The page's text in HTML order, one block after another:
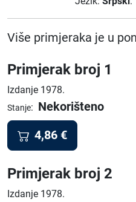
Više primjeraka je u
Primjerak broj 1
Izdanje 1978.
Stanje: Nekorišteno
4,86 €
Primjerak broj 2
Izdanje 1978.